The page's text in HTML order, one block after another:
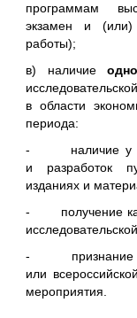
программам
экзамен и (или)
работы);
в) наличие
в области
периода:
- наличие у
и разработок
изданиях и
- получение
- признание
или
мероприятия.